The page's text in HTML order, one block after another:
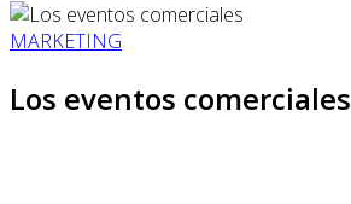
MARKETING
Los eventos comerciales